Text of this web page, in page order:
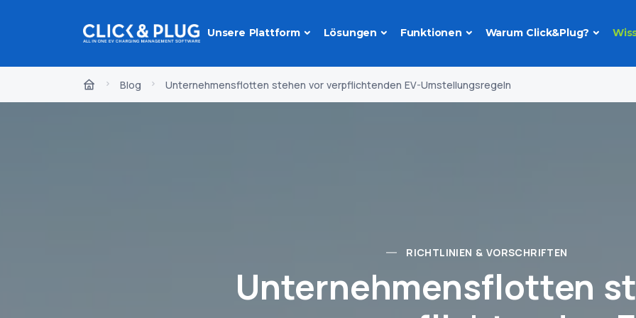
Unsere Plattform Lösungen Funktionen Warum Click&Plug?
Blog Unternehmensflotten stehen vor verpflichtenden EV-Umstellungsregeln
RICHTLINIEN & VORSCHRIFTEN
Unternehmensflotten